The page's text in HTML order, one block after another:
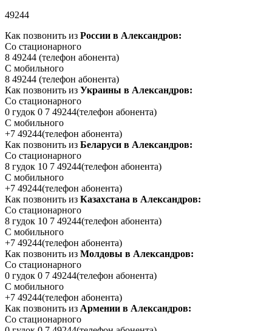
49244
Как позвонить из России в Александров:
Со стационарного
8 49244 (телефон абонента)
С мобильного
8 49244 (телефон абонента)
Как позвонить из Украины в Александров:
Со стационарного
0 гудок 0 7 49244(телефон абонента)
С мобильного
+7 49244(телефон абонента)
Как позвонить из Беларуси в Александров:
Со стационарного
8 гудок 10 7 49244(телефон абонента)
С мобильного
+7 49244(телефон абонента)
Как позвонить из Казахстана в Александров:
Со стационарного
8 гудок 10 7 49244(телефон абонента)
С мобильного
+7 49244(телефон абонента)
Как позвонить из Молдовы в Александров:
Со стационарного
0 гудок 0 7 49244(телефон абонента)
С мобильного
+7 49244(телефон абонента)
Как позвонить из Армении в Александров:
Со стационарного